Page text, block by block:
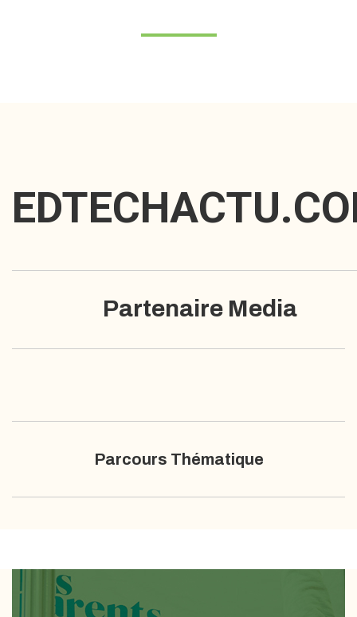
Partenaire Media
Parcours Thématique